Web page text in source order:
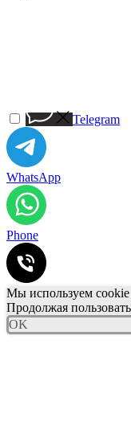
Telegram
WhatsApp
Phone
Мы используем cookie
Продолжая
OK